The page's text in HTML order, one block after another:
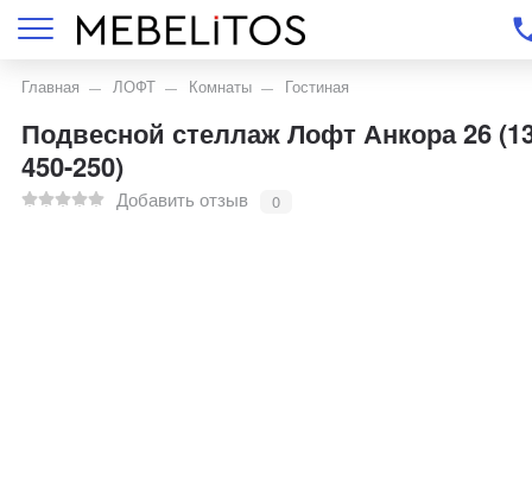
Главная ЛОФТ Комнаты Гостиная
Подвесной стеллаж Лофт Анкора 26
450-250)
Добавить отзыв 0